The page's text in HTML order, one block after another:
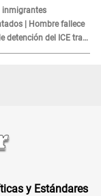
inmigrantes
| Hombre fallece
detención del ICE tras
médica"
y Estándares